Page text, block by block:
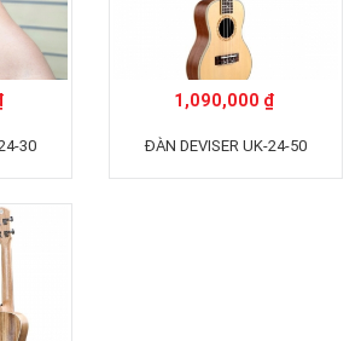
30
1,090,000 ₫
ĐÀN DEVISER UK-24-50